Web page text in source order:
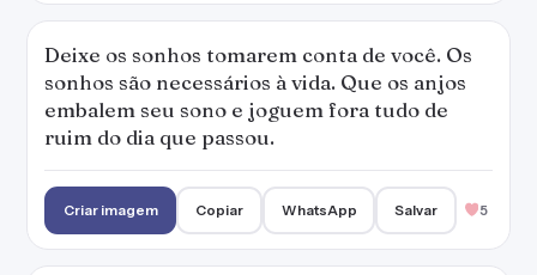
Deixe os sonhos tomarem conta de você. Os
sonhos são necessários à vida. Que os anjos
embalem seu sono e joguem fora tudo de
ruim do dia que passou.
Criar imagem Copiar WhatsApp Salvar 5